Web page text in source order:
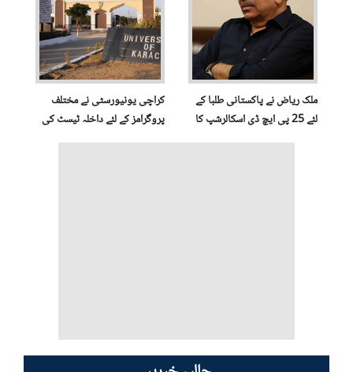
کراچی یونیورسٹی نے مختلف
پروگرامز کے لئے داخلہ ٹیسٹ کی
ضرورت ختم کردی
ملک ریاض نے پاکستانی طلبا کے
لئے 25 پی ایچ ڈی اسکالرشپ کا
اعلان کردیا